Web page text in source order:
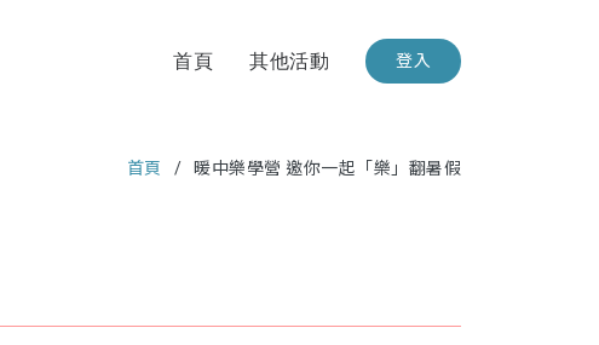
首頁 其他活動 登入
首頁 暖中樂學營 邀你一起「樂」翻暑假